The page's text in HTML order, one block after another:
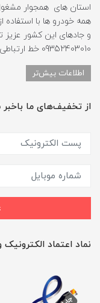
استان های همجوار
همه خودرو ها با استفاده
و جادهای این کشور عزیز
09352403010 خط ارتباطی واحد فروش می‌باشد.
اطلاعات بیش‌تر
از تخفیف‌های ما
نماد اعتماد